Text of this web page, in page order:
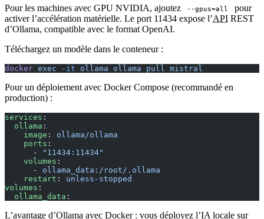
Pour les machines avec GPU NVIDIA, ajoutez --gpus=all
pour
activer l’accélération matérielle. Le port 11434 expose l’API REST
d’Ollama, compatible avec le format OpenAI.
Téléchargez un modèle dans le conteneur :
docker exec -it ollama ollama pull mistral
Pour un déploiement avec Docker Compose (recommandé en
production) :
services :
  ollama
:
    image
: ollama/ollama
    ports
:
      -
"11434:11434"
    volumes
:
      -
ollama_data:/root/.ollama
    restart
: unless-stopped
volumes :
  ollama_data
:
L’avantage d’Ollama avec Docker : vous déployez l’IA locale sur